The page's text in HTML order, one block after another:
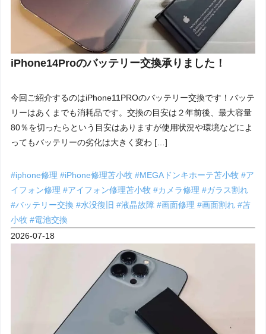
iPhone14Proのバッテリー交換承りました！
今回ご紹介するのはiPhone11PROのバッテリー交換です！バッテ
リーはあくまでも消耗品です。交換の目安は２年前後、最大容量
80％を切ったらという目安はありますが使用状況や環境などによ
ってもバッテリーの劣化は大きく変わ […]
#iphone修理#iPhone修理苫小牧#MEGAドンキホーテ苫小牧#ア
イフォン修理#アイフォン修理苫小牧#カメラ修理#ガラス割れ
#バッテリー交換#水没復旧#液晶故障#画面修理#画面割れ#苫
小牧#電池交換
2026-07-18